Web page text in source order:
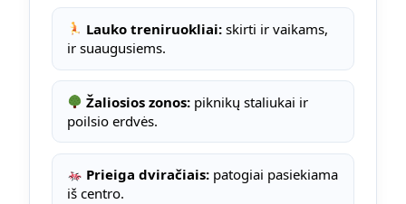
Lauko treniruokliai: skirti ir vaikams,
ir suaugusiems.
Žaliosios zonos: piknikų staliukai ir
poilsio erdvės.
Prieiga dviračiais: patogiai pasiekiama
iš centro.